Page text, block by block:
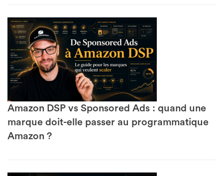
Amazon DSP vs Sponsored Ads : quand une
marque doit-elle passer au programmatique
Amazon ?